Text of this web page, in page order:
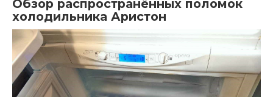
Обзор распространённых поломок
холодильника Аристон